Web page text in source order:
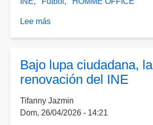
Lee más
office
durante
Mundial
Bajo lupa ciudadana, la
renovación del INE
Tifanny Jazmin
Dom, 26/04/2026 - 14:21